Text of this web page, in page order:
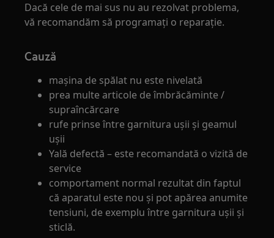
Dacă cele de mai sus nu au rezolvat problema,
vă recomandăm să programați o reparație.
Cauză
mașina de spălat nu este nivelată
prea multe articole de îmbrăcăminte /
supraîncărcare
rufe prinse între garnitura ușii și geamul
ușii
Yală defectă – este recomandată o vizită de
service
comportament normal rezultat din faptul
că aparatul este nou și pot apărea anumite
tensiuni, de exemplu între garnitura ușii și
sticlă.